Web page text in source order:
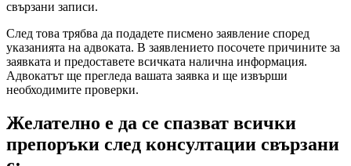
свързани записи.
След това трябва да подадете писмено заявление според
указанията на адвоката. В заявлението посочете причините за
заявката и предоставете всичката налична информация.
Адвокатът ще прегледа вашата заявка и ще извърши
необходимите проверки.
Желателно е да се спазват всички
препоръки след консултации свързани